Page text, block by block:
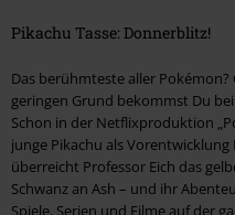
Pikachu Tasse: Donnerblitz!
Das berühmteste aller Pokémon?
geringen Grund bekommst Du
Schon in der Netflixproduktion
junge Pikachu als
überreicht Professor Eich das
Schwanz an Ash – und ihr
Spiele, Serien und Filme auf der